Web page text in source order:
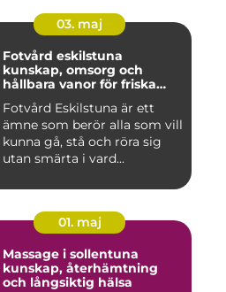
03. maj
Fotvård eskilstuna
kunskap, omsorg och
hållbara vanor för friska
Fotvård Eskilstuna är ett
ämne som berör alla som vill
kunna gå, stå och röra sig
utan smärta i vard...
01. maj
Massage i sollentuna
kunskap, återhämtning
och långsiktig hälsa